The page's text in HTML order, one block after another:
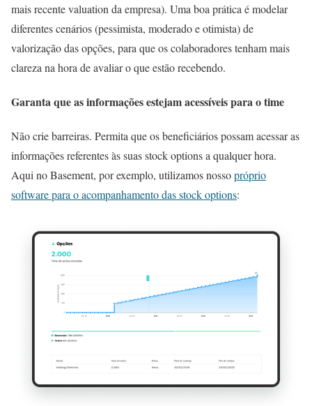
mais recente valuation da empresa). Uma boa prática é modelar
diferentes cenários (pessimista, moderado e otimista) de
valorização das opções, para que os colaboradores tenham mais
clareza na hora de avaliar o que estão recebendo.
Garanta que as informações estejam acessíveis para o time
Não crie barreiras. Permita que os beneficiários possam acessar as
informações referentes às suas stock options a qualquer hora.
Aqui no Basement, por exemplo, utilizamos nossopróprio
software para o acompanhamento das stock options: